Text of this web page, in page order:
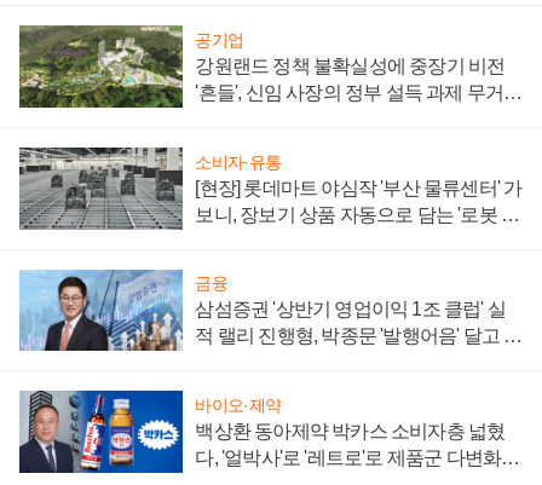
공기업
강원랜드 정책 불확실성에 중장기 비전
'흔들', 신임 사장의 정부 설득 과제 무거워
소비자·유통
[현장] 롯데마트 야심작 '부산 물류센터' 가
보니, 장보기 상품 자동으로 담는 '로봇 40
금융
삼섬증권 '상반기 영업이익 1조 클럽' 실
적 랠리 진행형, 박종문 '발행어음' 달고 연
바이오·제약
백상환 동아제약 박카스 소비자층 넓혔
다, '얼박사'로 '레트로'로 제품군 다변화